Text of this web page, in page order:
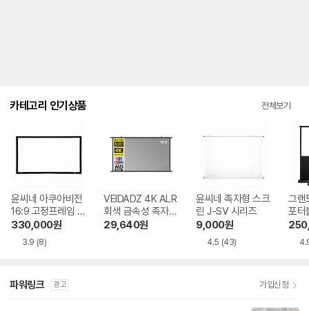
카테고리 인기상품 전체보기
윤씨네 아쿠아비전
16:9 고정프레임 스
크린 SA-FH 시리
즈 시네비젼원단
330,000원
3.9 (8)
VEIDADZ 4K ALR
회색 금속성 족자형
빔프로젝터 스크린
29,640원
윤씨네 족자형 스크
린 J-SV 시리즈
9,000원
4.5 (43)
그랜
포터
H 시
파워링크 광고 가입신청